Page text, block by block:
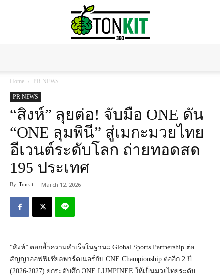
Home PR NEWS
PR NEWS
“สิงห์” ลุยต่อ! จับมือ ONE ดัน
“ONE ลุมพินี” สู่เมกะมวยไทย
อีเวนต์ระดับโลก ถ่ายทอดสด
195 ประเทศ
By Tonkit - March 12, 2026
“สิงห์” ตอกย้ำความสำเร็จในฐานะ Global Sports Partnership ต่อ
สัญญาออฟฟิเชียลพาร์ตเนอร์กับ ONE Championship ต่ออีก 2 ปี
(2026-2027) ยกระดับศึก ONE LUMPINEE ให้เป็นมวยไทยระดับ